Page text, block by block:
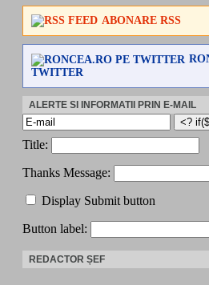
ABONARE RSS
TWITTER
ALERTE SI INFORMATII PRIN E-MAIL
Title:
Thanks Message:
Display Submit button
Button label:
REDACTOR ȘEF